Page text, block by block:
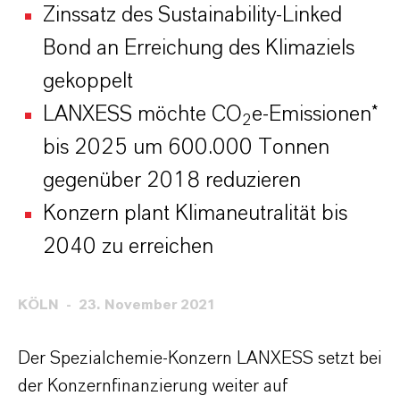
Zinssatz des Sustainability-Linked
Bond an Erreichung des Klimaziels
gekoppelt
LANXESS möchte CO2e-Emissionen*
bis 2025 um 600.000 Tonnen
gegenüber 2018 reduzieren
Konzern plant Klimaneutralität bis
2040 zu erreichen
KÖLN 23. November 2021
Der Spezialchemie-Konzern LANXESS setzt bei
der Konzernfinanzierung weiter auf